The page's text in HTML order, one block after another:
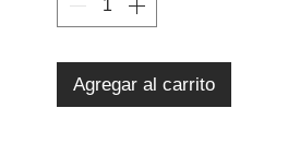
Agregar al carrito